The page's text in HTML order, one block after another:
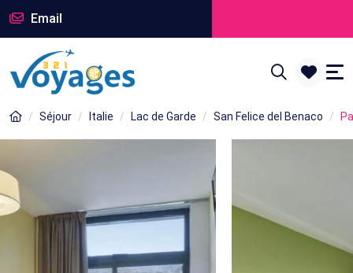
Email
Séjour Italie Lac de Garde San Felice del Benaco